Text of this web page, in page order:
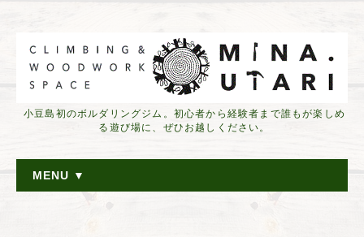
小豆島初のボルダリングジム。初心者から経験者まで誰もが楽しめ
る遊び場に、ぜひお越しください。
MENU ▼